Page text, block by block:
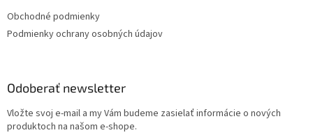
Obchodné podmienky
Podmienky ochrany osobných údajov
Odoberať newsletter
Vložte svoj e-mail a my Vám budeme zasielať informácie o nových
produktoch na našom e-shope.